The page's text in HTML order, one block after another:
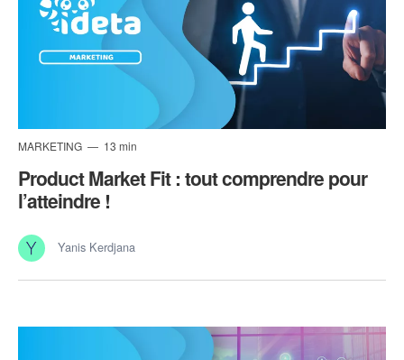
MARKETING 13 min
Product Market Fit : tout comprendre pour
l’atteindre !
Yanis Kerdjana